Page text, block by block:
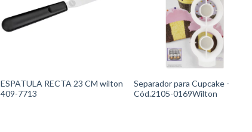
ESPATULA RECTA 23 CM wilton
409-7713
Separador para Cupcake -
Cód.2105-0169Wilton